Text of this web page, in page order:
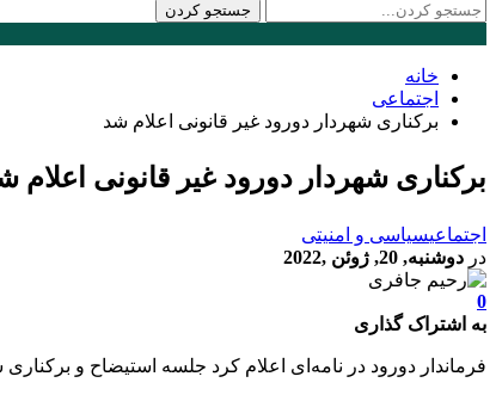
خانه
اجتماعی
برکناری شهردار دورود غیر قانونی اعلام شد
برکناری شهردار دورود غیر قانونی اعلام
اجتماعیسیاسی و امنیتی
در دوشنبه, 20, ژوئن ,2022
0
به اشتراک گذاری
فرماندار دورود در نامه‌ای اعلام کرد جلسه استیضاح و